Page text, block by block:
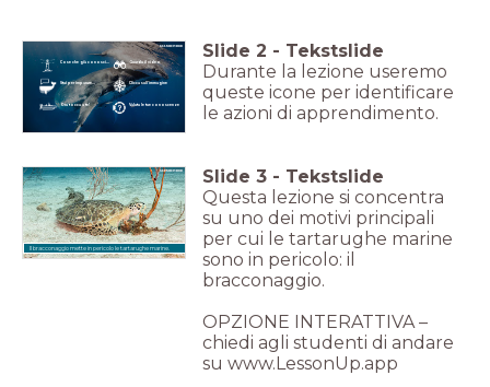
Cose che già conosci...
Stai per imparare...
Ora tocca a te! Valuta le tue conoscenze
Clicca sull'immagine
Guarda il video
Slide 2 - Tekstslide
Durante la lezione useremo
queste icone per identificare
le azioni di apprendimento.
Il bracconaggio mette in pericolo le tartarughe marine.
Slide 3 - Tekstslide
Questa lezione si concentra
su uno dei motivi principali
per cui le tartarughe marine
sono in pericolo: il
bracconaggio.
OPZIONE INTERATTIVA –
chiedi agli studenti di andare
su www.LessonUp.app